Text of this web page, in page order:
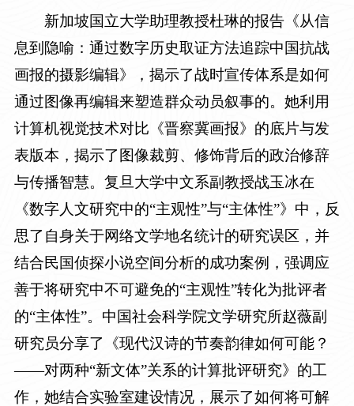
新加坡国立大学助理教授杜琳的报告《从信
息到隐喻：通过数字历史取证方法追踪中国抗战
画报的摄影编辑》，揭示了战时宣传体系是如何
通过图像再编辑来塑造群众动员叙事的。她利用
计算机视觉技术对比《晋察冀画报》的底片与发
表版本，揭示了图像裁剪、修饰背后的政治修辞
与传播智慧。复旦大学中文系副教授战玉冰在
《数字人文研究中的“主观性”与“主体性”》中，反
思了自身关于网络文学地名统计的研究误区，并
结合民国侦探小说空间分析的成功案例，强调应
善于将研究中不可避免的“主观性”转化为批评者
的“主体性”。中国社会科学院文学研究所赵薇副
研究员分享了《现代汉诗的节奏韵律如何可能？
——对两种“新文体”关系的计算批评研究》的工
作，她结合实验室建设情况，展示了如何将可解